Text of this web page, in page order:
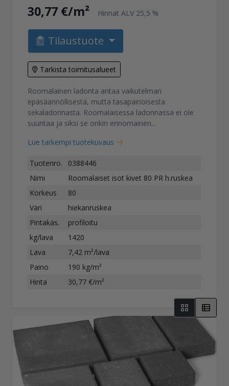
30,77 €/m² Hinnat ALV 25,5 %
Tilaustuote
Tarkista toimitusalueet
Roomalainen ladonta antaa vaikutelman
epäsäännöllisestä, mutta tasapainoisesta
sekaladonnasta. Roomalaisessa ladonnassa ei ole
suuntaa ja siksi se onkin erinomainen...
Lue tarkempi tuotekuvaus
Tuotenro.
0388446
Nimi
Roomalaiset isot kivet 80 PR h.ruskea
Korkeus
80
Väri
hiekanruskea
Pintakäs.
profiloitu
kg/lava
1420
Lava
7,42 m²/lava
Paino
190 kg/m²
Hinta
30,77 €/m²